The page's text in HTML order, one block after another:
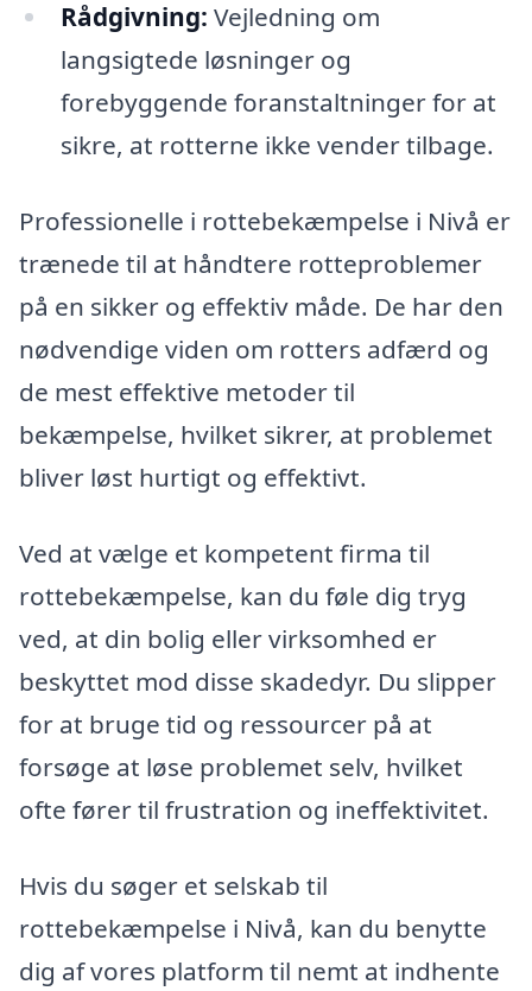
Rådgivning: Vejledning om
langsigtede løsninger og
forebyggende foranstaltninger for at
sikre, at rotterne ikke vender tilbage.
Professionelle i rottebekæmpelse i Nivå er
trænede til at håndtere rotteproblemer
på en sikker og effektiv måde. De har den
nødvendige viden om rotters adfærd og
de mest effektive metoder til
bekæmpelse, hvilket sikrer, at problemet
bliver løst hurtigt og effektivt.
Ved at vælge et kompetent firma til
rottebekæmpelse, kan du føle dig tryg
ved, at din bolig eller virksomhed er
beskyttet mod disse skadedyr. Du slipper
for at bruge tid og ressourcer på at
forsøge at løse problemet selv, hvilket
ofte fører til frustration og ineffektivitet.
Hvis du søger et selskab til
rottebekæmpelse i Nivå, kan du benytte
dig af vores platform til nemt at indhente